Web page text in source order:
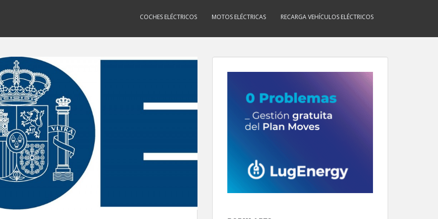
COCHES ELÉCTRICOS MOTOS ELÉCTRICAS RECARGA VEHÍCULOS ELÉCTRICOS